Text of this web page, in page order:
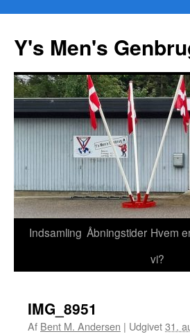
Y's Men's
Hop
Indsamling Åbningstider Hvem
vi?
IMG_8951
Af Bent M. Andersen | Udgivet31.